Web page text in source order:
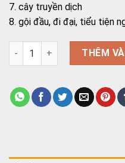
7. cây truyền dịch
8. gội đầu, đi đại, tiểu tiện
Giường bệnh nhân 5 tay
THÊM